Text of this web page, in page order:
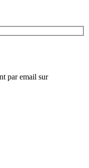
par email sur